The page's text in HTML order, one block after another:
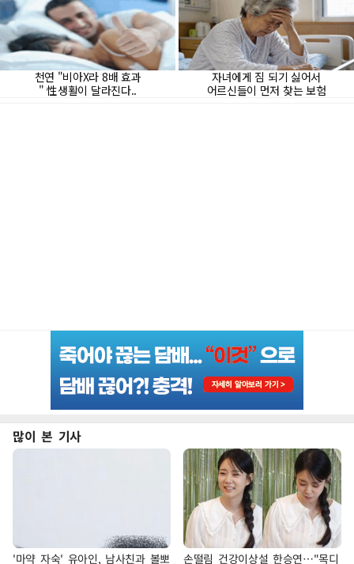
많이 본 기사
'마약 자숙' 유아인, 남사친과 볼뽀 손떨림 건강이상설 한승연…"목디